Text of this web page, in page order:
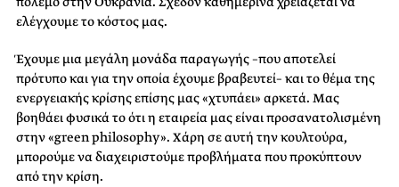
ελέγχουμε το κόστος μας.
Έχουμε μια μεγάλη μονάδα παραγωγής –που αποτελεί
πρότυπο και για την οποία έχουμε βραβευτεί– και το θέμα της
ενεργειακής κρίσης επίσης μας «χτυπάει» αρκετά. Μας
βοηθάει φυσικά το ότι η εταιρεία μας είναι προσανατολισμένη
στην «green philosophy». Χάρη σε αυτή την κουλτούρα,
μπορούμε να διαχειριστούμε προβλήματα που προκύπτουν
από την κρίση.